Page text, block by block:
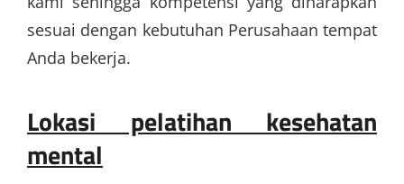
sesuai dengan kebutuhan Perusahaan tempat
Anda bekerja.
Lokasi pelatihan kesehatan
mental